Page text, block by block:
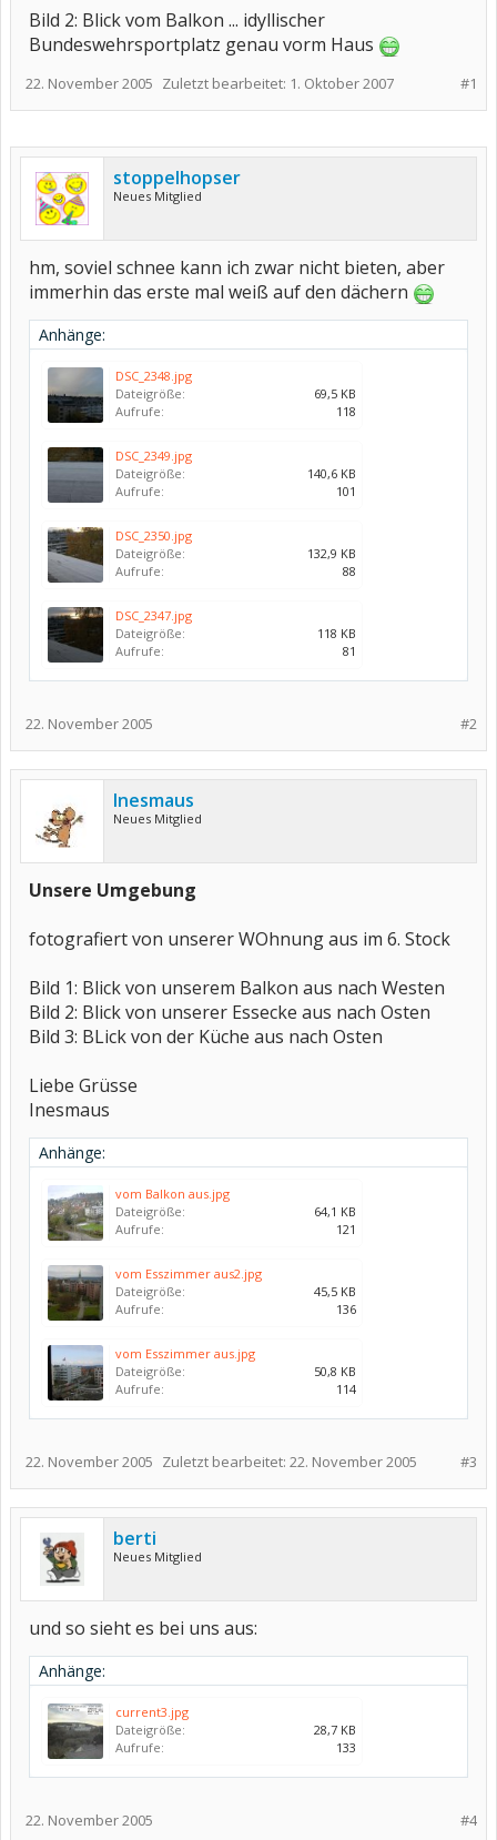
Bild 2: Blick vom Balkon ... idyllischer
Bundeswehrsportplatz genau vorm Haus
#1
22. November 2005 Zuletzt bearbeitet: 1. Oktober 2007
stoppelhopser
Neues Mitglied
hm, soviel schnee kann ich zwar nicht bieten, aber
immerhin das erste mal weiß auf den dächern
Anhänge:
DSC_2348.jpg
Dateigröße:
69,5 KB
Aufrufe:
118
DSC_2349.jpg
Dateigröße:
140,6 KB
Aufrufe:
101
DSC_2350.jpg
Dateigröße:
132,9 KB
Aufrufe:
88
DSC_2347.jpg
Dateigröße:
118 KB
Aufrufe:
81
#2
22. November 2005
Inesmaus
Neues Mitglied
Unsere Umgebung
fotografiert von unserer WOhnung aus im 6. Stock
Bild 1: Blick von unserem Balkon aus nach Westen
Bild 2: Blick von unserer Essecke aus nach Osten
Bild 3: BLick von der Küche aus nach Osten
Liebe Grüsse
Inesmaus
Anhänge:
vom Balkon aus.jpg
Dateigröße:
64,1 KB
Aufrufe:
121
vom Esszimmer aus2.jpg
Dateigröße:
45,5 KB
Aufrufe:
136
vom Esszimmer aus.jpg
Dateigröße:
50,8 KB
Aufrufe:
114
#3
22. November 2005 Zuletzt bearbeitet: 22. November 2005
berti
Neues Mitglied
und so sieht es bei uns aus:
Anhänge:
current3.jpg
Dateigröße:
28,7 KB
Aufrufe:
133
#4
22. November 2005